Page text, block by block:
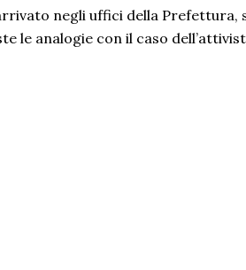
negli uffici della
le analogie con il caso